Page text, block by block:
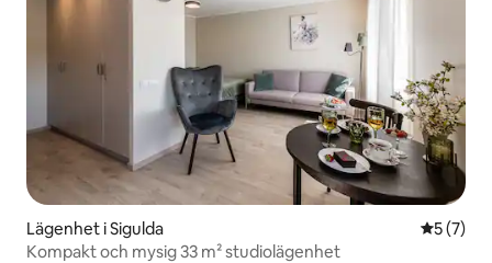
Lägenhet i Sigulda 5 av 5 i
5 (7)
Kompakt och mysig 33 m² studiolägenhet